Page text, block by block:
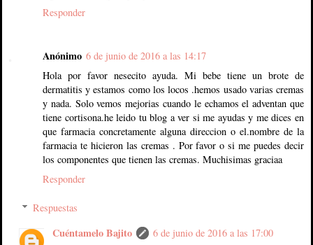
Responder
Anónimo 6 de junio de 2016 a las 14:17
Hola por favor nesecito ayuda. Mi bebe tiene un brote de
dermatitis y estamos como los locos .hemos usado varias cremas
y nada. Solo vemos mejorias cuando le echamos el adventan que
tiene cortisona.he leido tu blog a ver si me ayudas y me dices en
que farmacia concretamente alguna direccion o el.nombre de la
farmacia te hicieron las cremas . Por favor o si me puedes decir
los componentes que tienen las cremas. Muchisimas graciaa
Responder
Respuestas
Cuéntamelo Bajito
6 de junio de 2016 a las 17:00